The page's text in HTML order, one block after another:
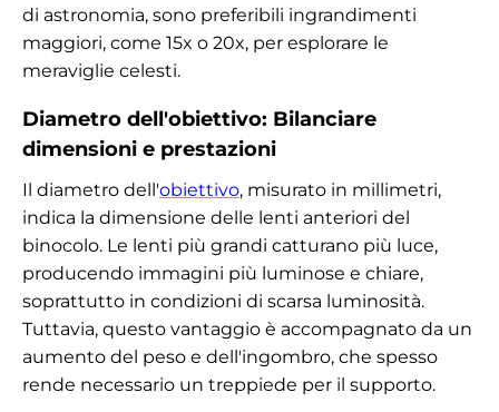
di astronomia, sono preferibili ingrandimenti
maggiori, come 15x o 20x, per esplorare le
meraviglie celesti.
Diametro dell'obiettivo: Bilanciare
dimensioni e prestazioni
Il diametro dell'obiettivo, misurato in millimetri,
indica la dimensione delle lenti anteriori del
binocolo. Le lenti più grandi catturano più luce,
producendo immagini più luminose e chiare,
soprattutto in condizioni di scarsa luminosità.
Tuttavia, questo vantaggio è accompagnato da un
aumento del peso e dell'ingombro, che spesso
rende necessario un treppiede per il supporto.